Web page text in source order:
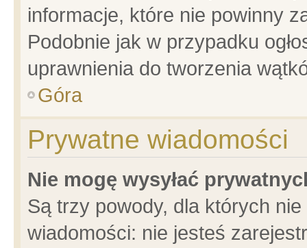
informacje, które nie powinny
Podobnie jak w przypadku
uprawnienia do tworzenia
Góra
Prywatne wiadomości
Nie mogę wysyłać
Są trzy powody, dla których
wiadomości: nie jesteś